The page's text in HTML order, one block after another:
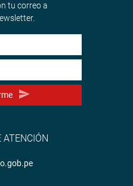
tu correo a
ATENCIÓN